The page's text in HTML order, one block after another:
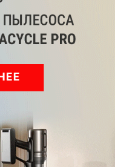
что в ТУ
изготовлении
на 30 % от ГОСТ
номинальным
2.9 мм
— решать вам. В
то лучше